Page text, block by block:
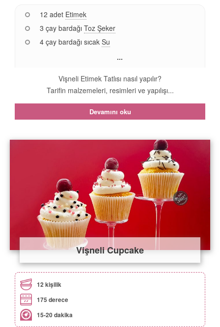
12 adet Etimek
3 çay bardağı Toz Şeker
4 çay bardağı sıcak Su
...
Vişneli Etimek Tatlısı nasıl yapılır?
Tarifin malzemeleri, resimleri ve yapılışı...
Devamını oku
Vişneli Cupcake
12 kişilik
175 derece
15-20 dakika